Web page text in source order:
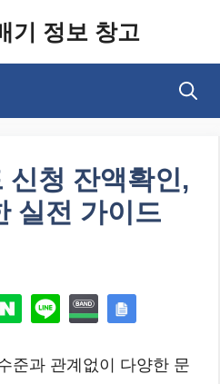
기 정보 창고
신청 잔액확인,
실전 가이드
준과 관계없이 다양한 문